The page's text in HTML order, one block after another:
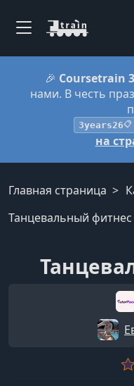
🎉 Coursetrain
нами. В честь
3years26📋
на
Главная страница
Танцевальный фитнес